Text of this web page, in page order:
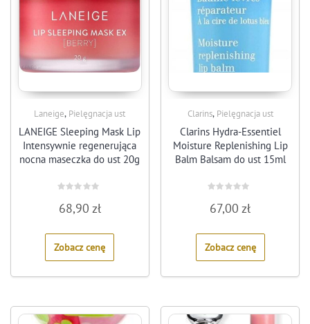
Laneige, Pielęgnacja ust
LANEIGE Sleeping Mask Lip
Intensywnie regenerująca
nocna maseczka do ust 20g
0
out
5
68,90 zł
Zobacz cenę
Clarins, Pielęgnacja ust
Clarins Hydra-Essentiel
Moisture Replenishing Lip
Balm Balsam do ust 15ml
0
out
5
67,00zł
Zobacz cenę